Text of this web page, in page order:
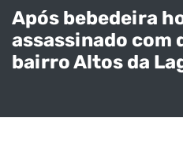
Após bebedeira
assassinado com
bairro Altos da